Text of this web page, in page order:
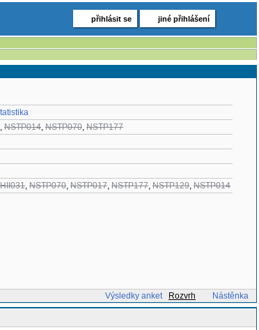
přihlásit se jiné přihlášení
, NSTP014, NSTP070, NSTP177
, NSTP070, NSTP017, NSTP177, NSTP129, NSTP014
Výsledky anket Rozvrh Nástěnka